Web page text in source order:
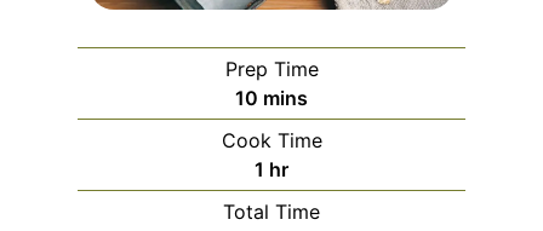
Prep Time
10 m
i
n
u
t
mins
Cook Time
1 h
o
u
hr
Total Time